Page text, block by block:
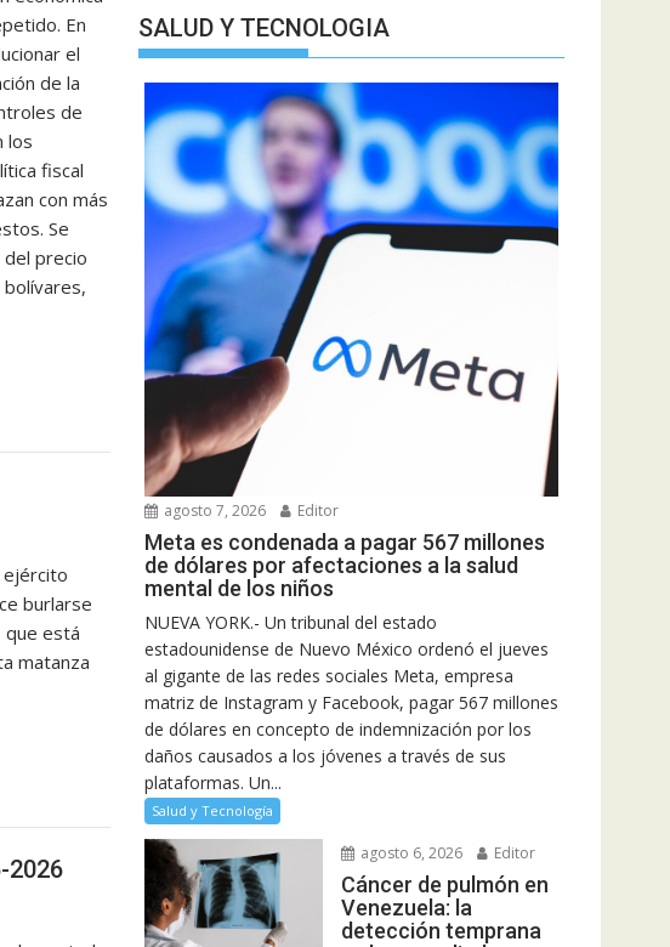
En
el
de la
de
los
fiscal
con más
Se
precio
ejército
burlarse
que está
matanza
2026
SALUD Y TECNOLOGIA
agosto 7, 2026 Editor
Meta es condenada a pagar 567 millones
de dólares por afectaciones a la salud
mental de los niños
NUEVA YORK.- Un tribunal del estado
estadounidense de Nuevo México ordenó el jueves
al gigante de las redes sociales Meta, empresa
matriz de Instagram y Facebook, pagar 567 millones
de dólares en concepto de indemnización por los
daños causados a los jóvenes a través de sus
plataformas. Un...
Salud y Tecnología
agosto 6, 2026 Editor
Cáncer de pulmón en
Venezuela: la
detección temprana